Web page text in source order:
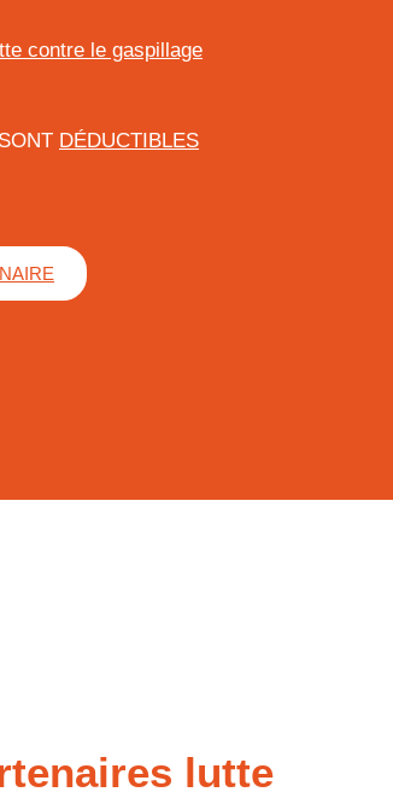
contre le gaspillage
SONT DÉDUCTIBLES
lutte